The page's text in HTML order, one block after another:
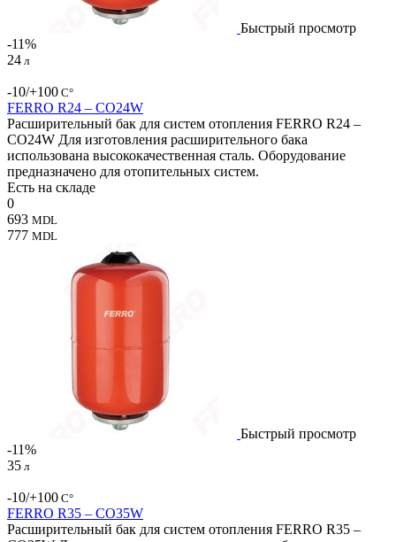
Быстрый просмотр
-11%
24 л
-10/+100 С°
FERRO R24 – CO24W
Расширительный бак для систем отопления FERRO R24 –
CO24W Для изготовления расширительного бака
использована высококачественная сталь. Оборудование
предназначено для отопительных систем.
Есть на складе
0
693 MDL
777 MDL
Быстрый просмотр
-11%
35 л
-10/+100 С°
FERRO R35 – CO35W
Расширительный бак для систем отопления FERRO R35 –